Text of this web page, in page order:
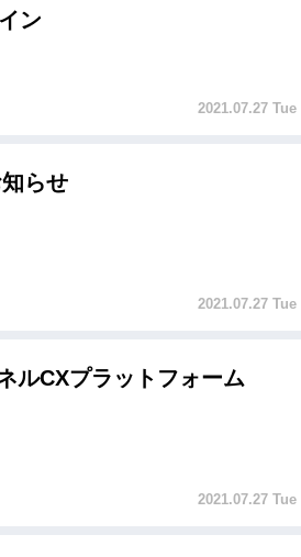
ン
2021.07.27 Tue
らせ
2021.07.27 Tue
ルCXプラットフォーム
2021.07.27 Tue